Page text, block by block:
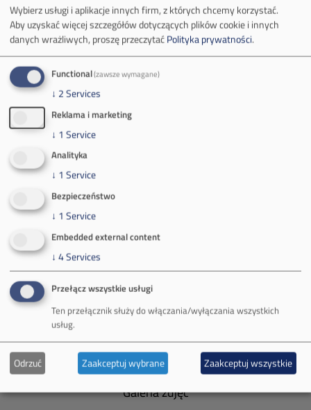
Kontakt dla mediów:
mail:media@pkw-sa.pl
(poniedziałek-piątek 7:00-15:00)
Władze spółki
Spółka Południowy Koncern Węglowy
Zakład Górniczy Brzeszcze
Zakład Górniczy Sobieski
Galeria zdjęć
Wybierz usługi i aplikacje innych firm, z których chcemy korzystać.
Aby uzyskać więcej szczegółów dotyczących plików cookie i innych
danych wrażliwych, proszę przeczytaćPolityka prywatności.
Functional(zawsze wymagane)
↓ 2Services
Reklama i marketing
↓ 1 Service
Analityka
↓ 1 Service
Bezpieczeństwo
↓ 1 Service
Embedded external content
↓ 4Services
Przełącz wszystkie usługi
Ten przełącznik służy do włączania/wyłączania wszystkich
usług.
Odrzuć Zaakceptuj wybrane Zaakceptuj wszystkie